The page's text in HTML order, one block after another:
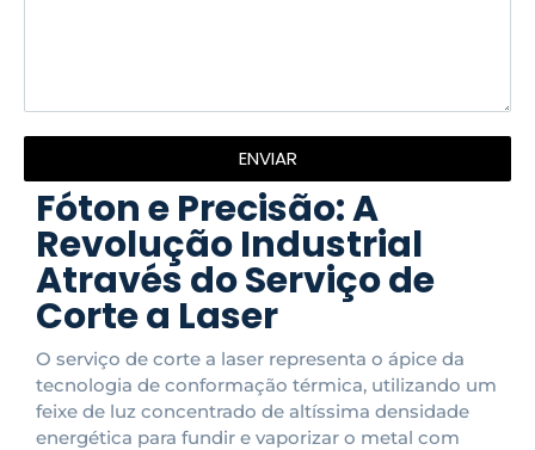
ENVIAR
Fóton e Precisão: A
Revolução Industrial
Através do Serviço de
Corte a Laser
O serviço de corte a laser representa o ápice da
tecnologia de conformação térmica, utilizando um
feixe de luz concentrado de altíssima densidade
energética para fundir e vaporizar o metal com